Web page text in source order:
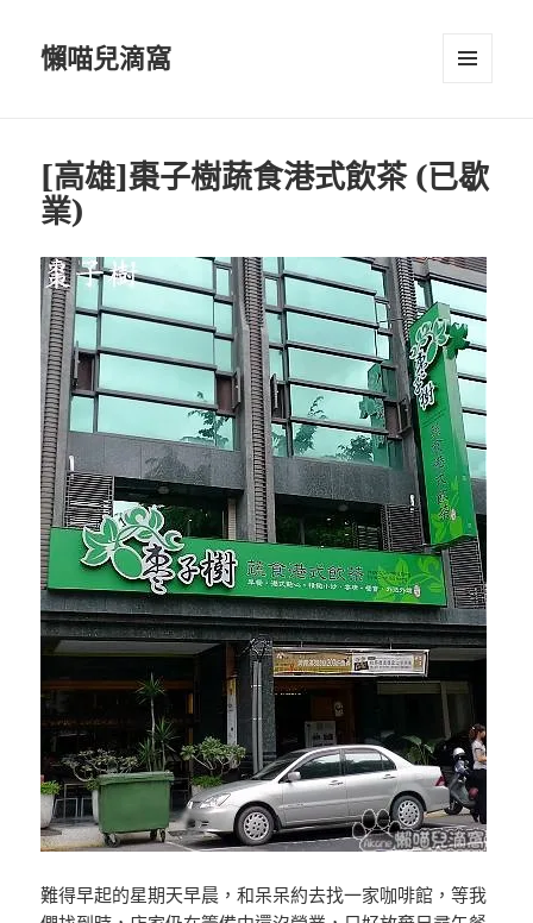
懶喵兒滴窩
[高雄]棗子樹蔬食港式飲茶 (已歇
業)
難得早起的星期天早晨，和呆呆約去找一家咖啡館，等我